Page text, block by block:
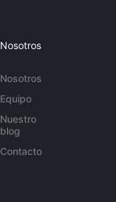
Nosotros
Nosotros
Equipo
Nuestro
blog
Contacto